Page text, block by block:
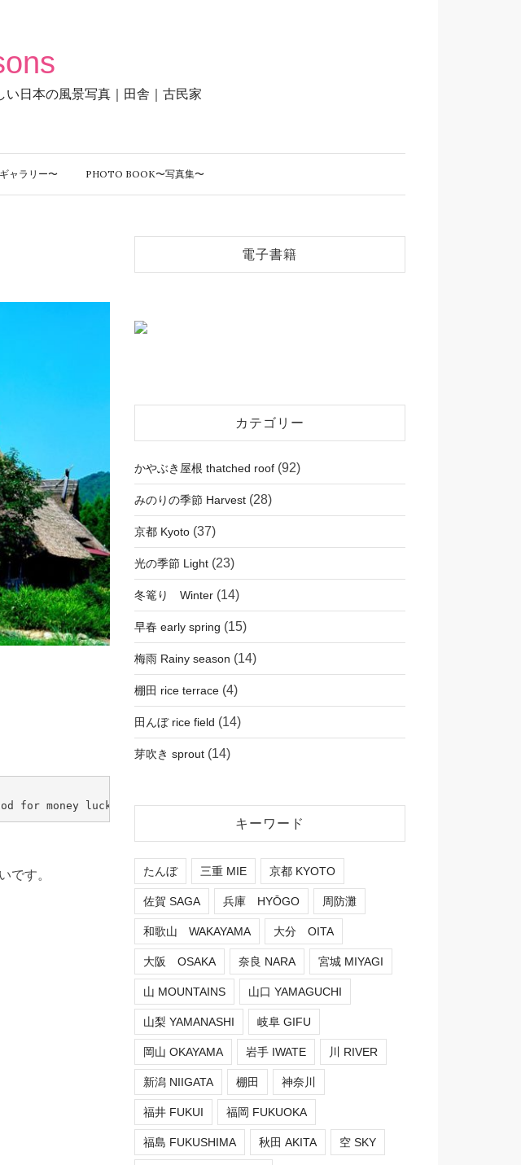
日本の風景写真｜田舎｜古民家
ャラリー〜 PHOTO BOOK〜写真集〜
for money luck
です。
電子書籍
カテゴリー
かやぶき屋根 thatched roof(92)
みのりの季節 Harvest(28)
京都 Kyoto(37)
光の季節 Light(23)
冬篭り Winter(14)
早春 early spring (15)
梅雨 Rainy season (14)
棚田 rice terrace(4)
田んぼ rice field (14)
芽吹き sprout(14)
キーワード
たんぼ 三重 MIE 京都 KYOTO
佐賀 SAGA 兵庫 HYŌGO 周防灘
和歌山 WAKAYAMA 大分 OITA
大阪 OSAKA 奈良 NARA 宮城 MIYAGI
山 MOUNTAINS 山口 YAMAGUCHI
山梨 YAMANASHI 岐阜 GIFU
岡山 OKAYAMA 岩手 IWATE 川 RIVER
新潟 NIIGATA 棚田 神奈川
福井 FUKUI 福岡 FUKUOKA
福島 FUKUSHIMA 秋田 AKITA 空 SKY